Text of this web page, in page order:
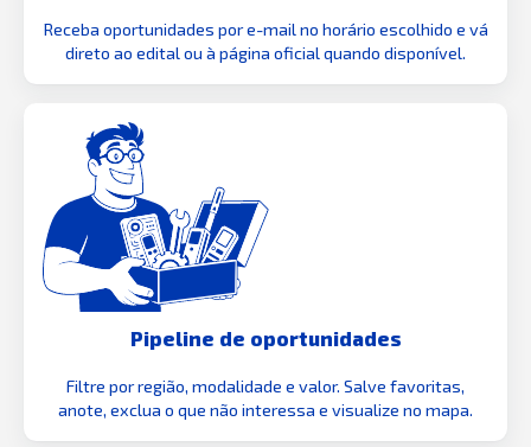
Receba oportunidades por e-mail no horário escolhido e vá
direto ao edital ou à página oficial quando disponível.
Pipeline de oportunidades
Filtre por região, modalidade e valor. Salve favoritas,
anote, exclua o que não interessa e visualize no mapa.